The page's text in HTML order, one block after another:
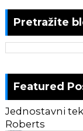
Pretražite
Featured
Jednostavni
Roberts